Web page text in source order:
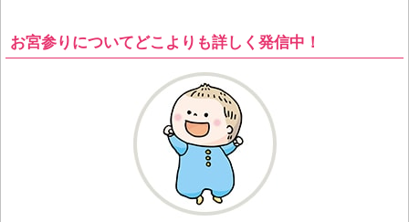
お宮参りについてどこよりも詳しく発信中！